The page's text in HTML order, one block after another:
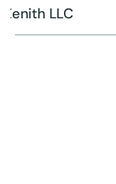
Zenith LLC